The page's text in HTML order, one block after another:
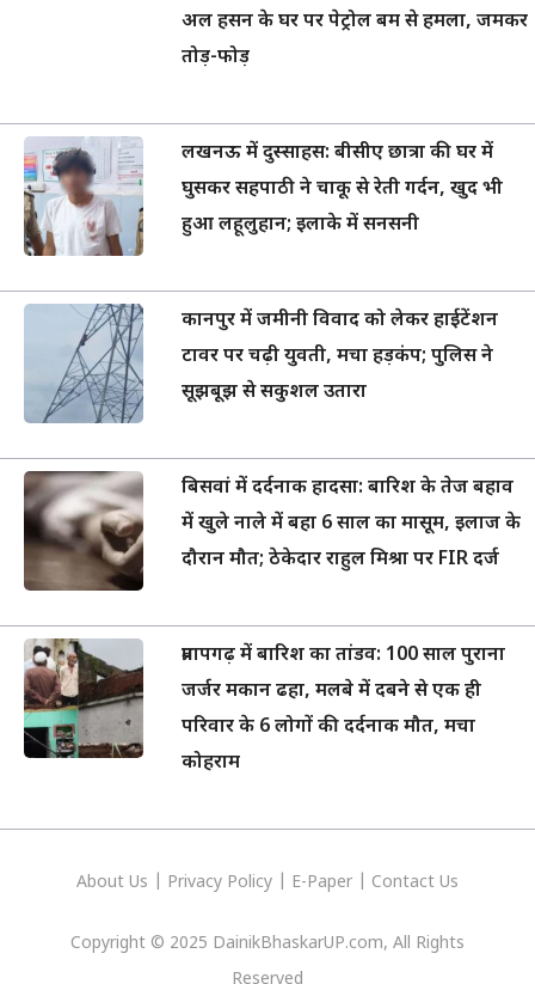
अल हसन के घर पर पेट्रोल बम से हमला, जमकर
तोड़-फोड़
लखनऊ में दुस्साहस: बीसीए छात्रा की घर में
घुसकर सहपाठी ने चाकू से रेती गर्दन, खुद भी
हुआ लहूलुहान; इलाके में सनसनी
कानपुर में जमीनी विवाद को लेकर हाईटेंशन
टावर पर चढ़ी युवती, मचा हड़कंप; पुलिस ने
सूझबूझ से सकुशल उतारा
बिसवां में दर्दनाक हादसा: बारिश के तेज बहाव
में खुले नाले में बहा 6 साल का मासूम, इलाज के
दौरान मौत; ठेकेदार राहुल मिश्रा पर FIR दर्ज
प्रतापगढ़ में बारिश का तांडव: 100 साल पुराना
जर्जर मकान ढहा, मलबे में दबने से एक ही
परिवार के 6 लोगों की दर्दनाक मौत, मचा
कोहराम
About Us Privacy Policy E-Paper Contact Us
Copyright © 2025 DainikBhaskarUP.com, All Rights
Reserved